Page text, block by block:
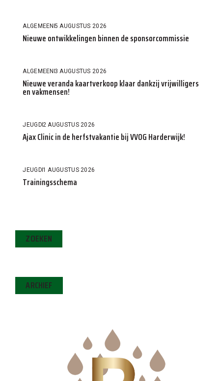
ALGEMEEN5 AUGUSTUS 2026
Nieuwe ontwikkelingen binnen de sponsorcommissie
ALGEMEEN3 AUGUSTUS 2026
Nieuwe veranda kaartverkoop klaar dankzij vrijwilligers
en vakmensen!
JEUGD2 AUGUSTUS 2026
Ajax Clinic in de herfstvakantie bij VVOG Harderwijk!
JEUGD1 AUGUSTUS 2026
Trainingsschema
ZOEKEN
ARCHIEF